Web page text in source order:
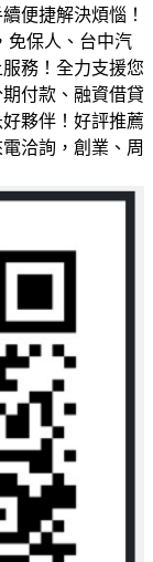
便捷解決煩惱！
免保人、台中汽
務！全力支援您
付款、融資借貸
夥伴！好評推薦
洽詢，創業、周